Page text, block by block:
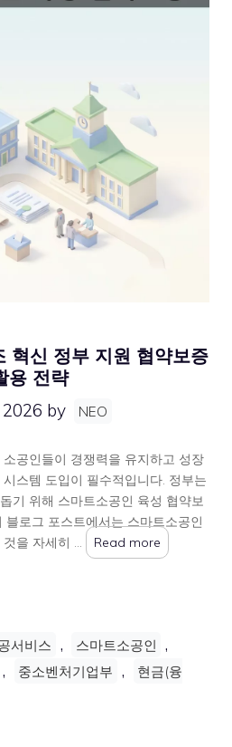
혁신 정부 지원 협약보증
용 전략
by NEO
공인들이 경쟁력을 유지하고 성장
스템 도입이 필수적입니다. 정부는
기 위해 스마트소공인 육성 협약보
블로그 포스트에서는 스마트소공인
을 자세히 …
Read more
서비스 , 스마트소공인 ,
, 중소벤처기업부 ,
현금(융